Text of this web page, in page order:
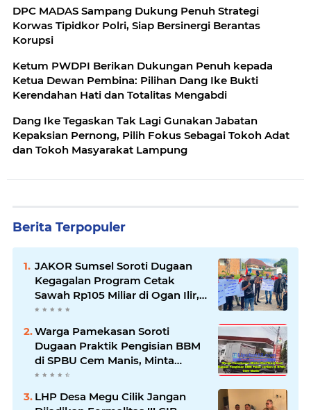
DPC MADAS Sampang Dukung Penuh Strategi
Korwas Tipidkor Polri, Siap Bersinergi Berantas
Korupsi
Ketum PWDPI Berikan Dukungan Penuh kepada
Ketua Dewan Pembina: Pilihan Dang Ike Bukti
Kerendahan Hati dan Totalitas Mengabdi
Dang Ike Tegaskan Tak Lagi Gunakan Jabatan
Kepaksian Pernong, Pilih Fokus Sebagai Tokoh Adat
dan Tokoh Masyarakat Lampung
Berita Terpopuler
JAKOR Sumsel Soroti Dugaan
Kegagalan Program Cetak
Sawah Rp105 Miliar di Ogan Ilir,
Desak Kadis Pertanian Mundur
Warga Pamekasan Soroti
Dugaan Praktik Pengisian BBM
di SPBU Cem Manis, Minta
Klarifikasi dan Pengawasan
LHP Desa Megu Cilik Jangan